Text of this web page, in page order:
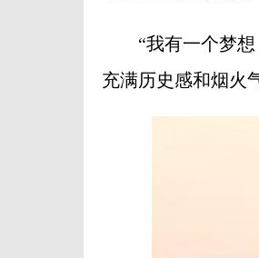
“我有一个梦想
充满历史感和烟火